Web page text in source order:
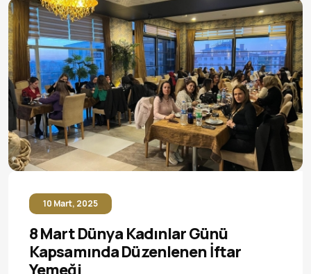
10 Mart, 2025
8 Mart Dünya Kadınlar Günü
Kapsamında Düzenlenen İftar
Yemeği